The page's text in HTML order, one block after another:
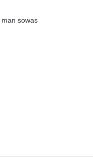
sowas